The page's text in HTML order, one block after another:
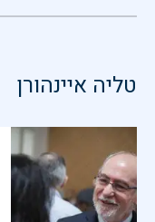
טליה איינהורן